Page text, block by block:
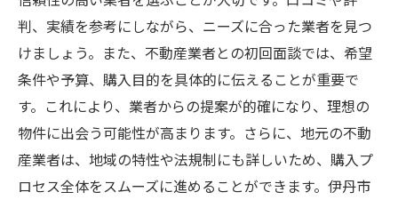
判、実績を参考にしながら、ニーズに合った業者を見つ
けましょう。また、不動産業者との初回面談では、希望
条件や予算、購入目的を具体的に伝えることが重要で
す。これにより、業者からの提案が的確になり、理想の
物件に出会う可能性が高まります。さらに、地元の不動
産業者は、地域の特性や法規制にも詳しいため、購入プ
ロセス全体をスムーズに進めることができます。伊丹市